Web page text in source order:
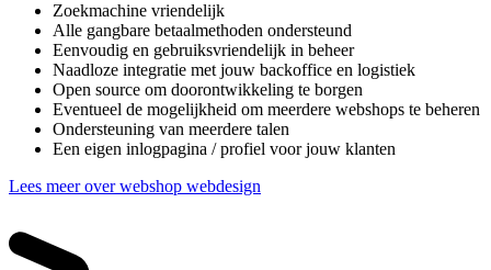
Zoekmachine vriendelijk
Alle gangbare betaalmethoden ondersteund
Eenvoudig en gebruiksvriendelijk in beheer
Naadloze integratie met jouw backoffice en logistiek
Open source om doorontwikkeling te borgen
Eventueel de mogelijkheid om meerdere webshops te beheren
Ondersteuning van meerdere talen
Een eigen inlogpagina / profiel voor jouw klanten
Lees meer over webshop webdesign